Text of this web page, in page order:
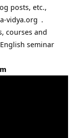
posts, etc.,
vidya.org .
courses and
English seminar